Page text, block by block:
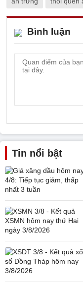
Bình luận
Tin nổi bật